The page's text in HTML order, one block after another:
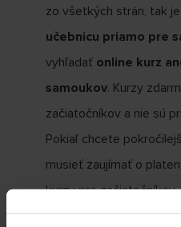
zo všetkých strán, tak
učebnicu priamo pre
vyhľadať online kurz
samoukov. Kurzy
začiatočníkov a nie sú
Pokiaľ chcete
musieť zaujímať o
kurzy pre
rozpočítate investíciu